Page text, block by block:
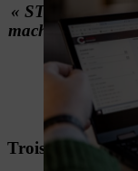
« STIHL vise
machines sur
les
Trois domaines